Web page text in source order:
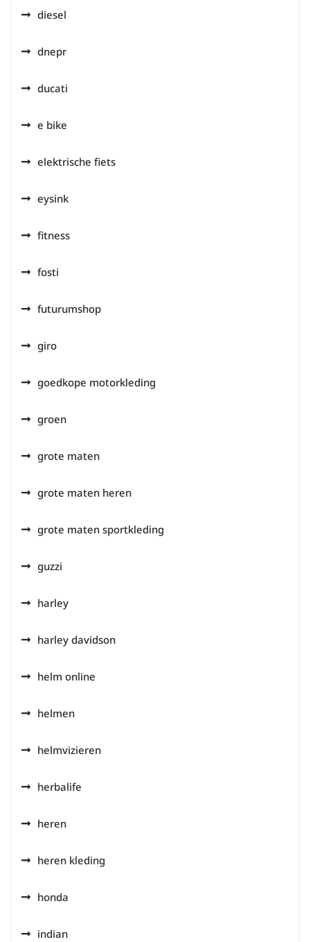
diesel
dnepr
ducati
e bike
elektrische fiets
eysink
fitness
fosti
futurumshop
giro
goedkope motorkleding
groen
grote maten
grote maten heren
grote maten sportkleding
guzzi
harley
harley davidson
helm online
helmen
helmvizieren
herbalife
heren
heren kleding
honda
indian